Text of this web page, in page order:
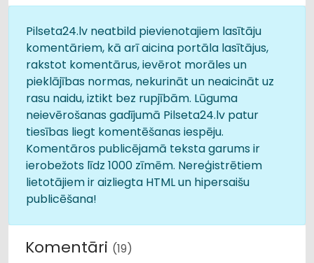
Pilseta24.lv neatbild pievienotajiem lasītāju
komentāriem, kā arī aicina portāla lasītājus,
rakstot komentārus, ievērot morāles un
pieklājības normas, nekurināt un neaicināt uz
rasu naidu, iztikt bez rupjībām. Lūguma
neievērošanas gadījumā Pilseta24.lv patur
tiesības liegt komentēšanas iespēju.
Komentāros publicējamā teksta garums ir
ierobežots līdz 1000 zīmēm. Nereģistrētiem
lietotājiem ir aizliegta HTML un hipersaišu
publicēšana!
Komentāri (19)